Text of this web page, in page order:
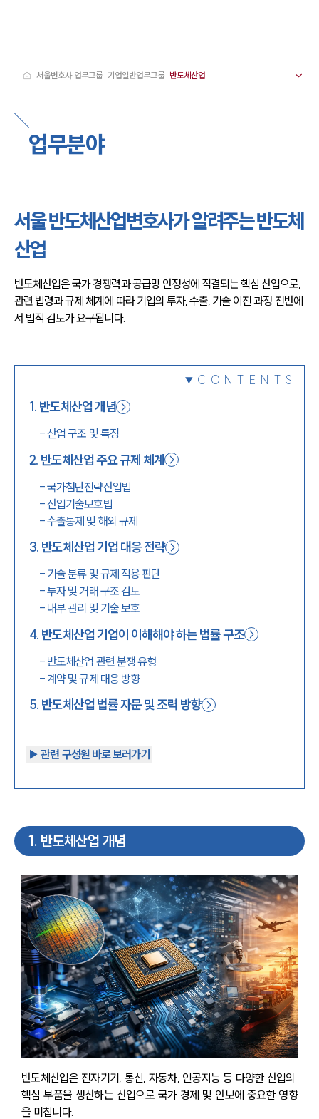
서울변호사
형사변호사
강남이혼변호사
서울학교폭력변호사
서울변호사 주요 업무사례
서울 분사무소 오시는 길
서울변호사상담 상담접수
채용정보
서울변호사 업무그룹 기업일반업무그룹
업무분야
서울 반도체산업변호사가 알려주는 반도체
산업
반도체산업은 국가 경쟁력과 공급망 안정성에 직결되는 핵심 산업으로,
관련 법령과 규제 체계에 따라 기업의 투자, 수출, 기술 이전 과정 전반에
서 법적 검토가 요구됩니다.
CONTENTS
1. 반도체산업 개념
-산업 구조 및 특징
2. 반도체산업 주요 규제 체계
-국가첨단전략산업법
-산업기술보호법
-수출통제 및 해외 규제
3. 반도체산업 기업 대응 전략
- 기술 분류 및 규제 적용 판단
-투자 및 거래 구조 검토
- 내부 관리 및 기술 보호
4. 반도체산업 기업이 이해해야 하는 법률 구조
- 반도체산업 관련 분쟁 유형
-계약 및 규제 대응 방향
5. 반도체산업 법률 자문 및 조력 방향
▶︎ 관련 구성원 바로 보러가기
1. 반도체산업 개념
반도체산업은 전자기기, 통신, 자동차, 인공지능 등 다양한 산업의
핵심 부품을 생산하는 산업으로 국가 경제 및 안보에 중요한 영향
을 미칩니다.